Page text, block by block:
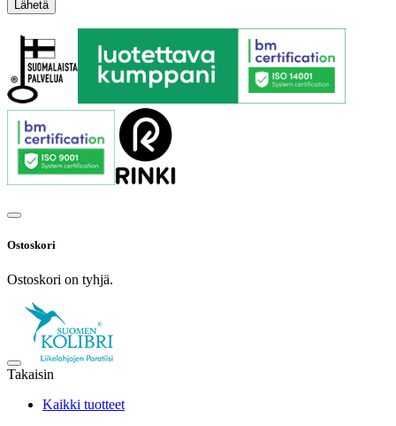
Ostoskori
Ostoskori on tyhjä.
Takaisin
Kaikki tuotteet